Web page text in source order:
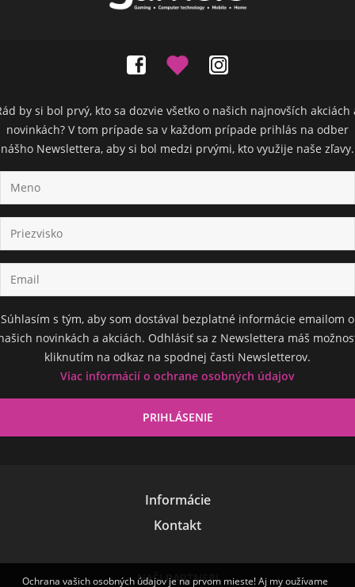
by si bol prvý, kto sa dozvie všetko o našich najnovších akciách
novinkách? V tom prípade sa v každom prípade prihlás na odber
nášho Newslettera, aby si bol medzi prvými, kto využije naše zľavy.
Súhlasím s tým, aby som dostával bezplatné informácie emailom o
novinkách a akciách. Odhlásiť sa z Newslettera máš
kliknutím na odkaz na spodnej časti Newsletterov.
Viac informácií o ochrane osobných údajov
Informácie
Kontakt
NAŠI PARTNERI
Ochrana vašich osobných údajov je na prvom mieste! Aj my oužívame